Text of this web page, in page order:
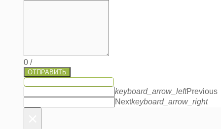
0 /
ОТПРАВИТЬ
keyboard_arrow_leftPrevious
Nextkeyboard_arrow_right